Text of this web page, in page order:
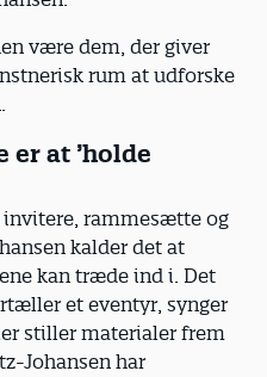
være dem, der giver
rum at udforske
er at ’holde
invitere, rammesætte og
kalder det at
kan træde ind i. Det
et eventyr, synger
stiller materialer frem
Johansen har